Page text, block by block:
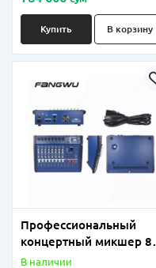
Купить В корзину
Профессиональный
концертный микшер 8-
канальный
В наличии